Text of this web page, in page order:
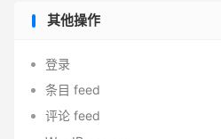
其他操作
登录
条目 feed
评论 feed